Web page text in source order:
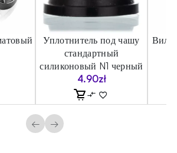
Уплотнитель под чашу
стандартный
силиконовый N1 черный
4.90zł
← →